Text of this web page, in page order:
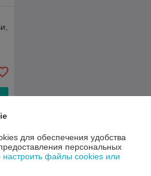
за год
для обеспечения удобства
персональных
файлы cookies или